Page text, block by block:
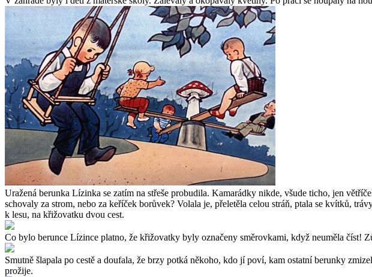
Uražená berunka Lízinka se zatím na střeše probudila. Kamarádky nikde, všude ticho, jen
schovaly za strom, nebo za keříček borůvek? Volala je, přeletěla celou stráň, ptala se kvítků,
k lesu, na křižovatku dvou cest.
Co bylo berunce Lízince platno, že křižovatky byly označeny směrovkami, když neuměla číst!
Smutně šlapala po cestě a doufala, že brzy potká někoho, kdo jí poví, kam ostatní berunky
prožije.